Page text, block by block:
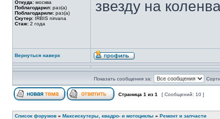
Откуда: москва
Поблагодарил: раз(а)
Поблагодарили: раз(а)
Скутер: IRBIS nirvana
Стаж: 2 года
звезду на
Вернуться наверх
Показать сообщения за:
Страница 1 из 1 [ Сообщений: 10 ]
Список форумов » Максискутеры, квадро- и мотоциклы » Ремонт и запчасти